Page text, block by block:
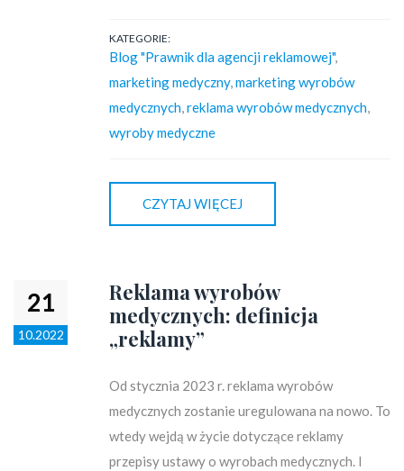
KATEGORIE:
Blog "Prawnik dla agencji reklamowej",
marketing medyczny, marketing wyrobów
medycznych reklama wyrobów medycznych
wyroby medyczne
CZYTAJ WIĘCEJ
21
10.2022
Reklama wyrobów
medycznych: definicja
„reklamy”
Od stycznia 2023 r. reklama wyrobów
medycznych zostanie uregulowana na nowo. To
wtedy wejdą w życie dotyczące reklamy
przepisy ustawy o wyrobach medycznych. I